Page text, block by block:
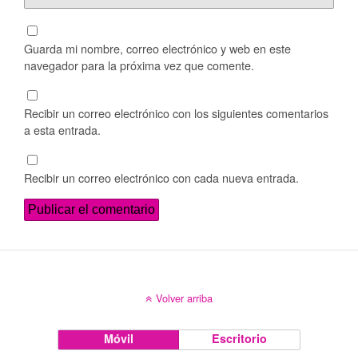
Guarda mi nombre, correo electrónico y web en este
navegador para la próxima vez que comente.
Recibir un correo electrónico con los siguientes comentarios
a esta entrada.
Recibir un correo electrónico con cada nueva entrada.
Volver arriba
Móvil Escritorio